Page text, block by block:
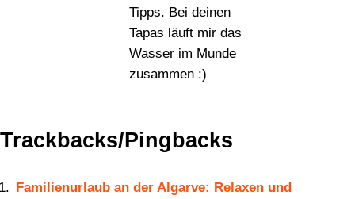
Tipps. Bei deinen
Tapas läuft mir das
Wasser im Munde
zusammen :)
Trackbacks/Pingbacks
Familienurlaub an der Algarve: Relaxen und